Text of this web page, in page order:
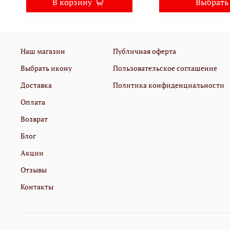
Наш магазин
Выбрать икону
Доставка
Оплата
Возврат
Блог
Акции
Отзывы
Контакты
Публичная оферта
Пользовательское соглашение
Политика конфиденциальности